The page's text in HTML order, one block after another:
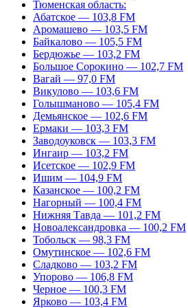
Тюменская область:
Абатское — 103,8 FM
Аромашево — 103,5 FM
Байкалово — 105,5 FM
Бердюжье — 103,2 FM
Большое Сорокино — 102,7 FM
Вагай — 97,0 FM
Викулово — 103,6 FM
Голышманово — 105,4 FM
Демьянское — 102,6 FM
Ермаки — 103,3 FM
Заводоуковск — 103,3 FM
Ингаир — 103,2 FM
Исетское — 102,9 FM
Ишим — 104,9 FM
Казанское — 100,2 FM
Нагорный — 100,4 FM
Нижняя Тавда — 101,2 FM
Новоалександровка — 100,2 FM
Тобольск — 98,3 FM
Омутинское — 102,6 FM
Сладково — 103,2 FM
Упорово — 106,8 FM
Черное — 100,3 FM
Ярково — 103,4 FM